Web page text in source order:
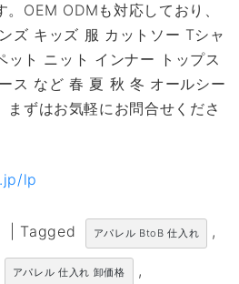
OEM ODMも対応しており、
ズ キッズ 服 カットソー Tシャ
ット ニット インナー トップス
ス など 春 夏 秋 冬 オールシー
まずはお気軽にお問合せくださ
lp
Tagged アパレル BtoB 仕入れ ,
アパレル 仕入れ 卸価格 ,